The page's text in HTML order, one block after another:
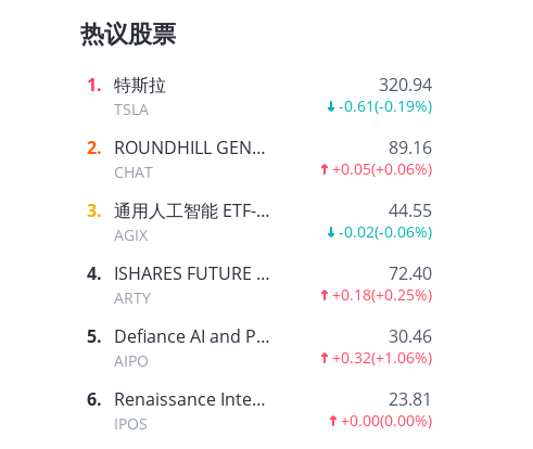
热议股票
1. 特斯拉
TSLA
320.94
-0.61(-0.19%)
2. ROUNDHILL GENERATIVE AI & TECHNOLOGY ETF
CHAT
89.16
+0.05(+0.06%)
3. 通用人工智能 ETF-AGIX
AGIX
44.55
-0.02(-0.06%)
4. ISHARES FUTURE AI & TECH ETF
ARTY
72.40
+0.18(+0.25%)
5. Defiance AI and Power Infrastructure ETF
AIPO
30.46
+0.32(+1.06%)
6. Renaissance International IPO ETF
IPOS
23.81
+0.00(0.00%)